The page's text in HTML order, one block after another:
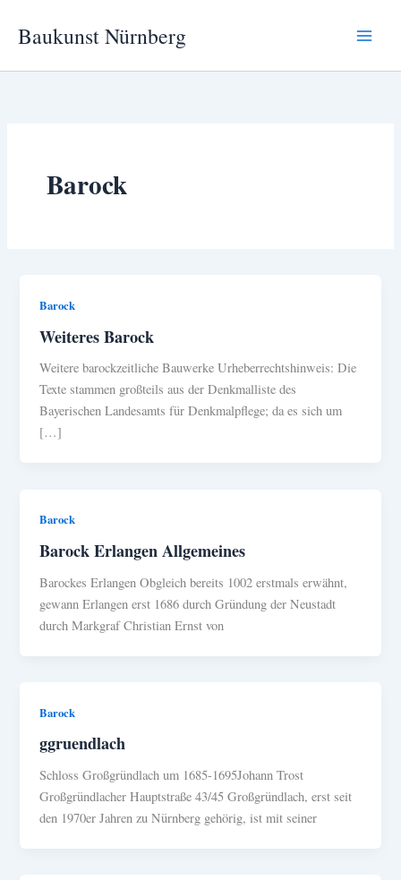
InhaltBaukunst Nürnberg
Barock
Barock
Weiteres Barock
Weitere barockzeitliche Bauwerke Urheberrechtshinweis: Die
Texte stammen großteils aus der Denkmalliste des
Bayerischen Landesamts für Denkmalpflege; da es sich um
[…]
Barock
Barock Erlangen Allgemeines
Barockes Erlangen Obgleich bereits 1002 erstmals erwähnt,
gewann Erlangen erst 1686 durch Gründung der Neustadt
durch Markgraf Christian Ernst von
Barock
ggruendlach
Schloss Großgründlach um 1685-1695Johann Trost
Großgründlacher Hauptstraße 43/45 Großgründlach, erst seit
den 1970er Jahren zu Nürnberg gehörig, ist mit seiner